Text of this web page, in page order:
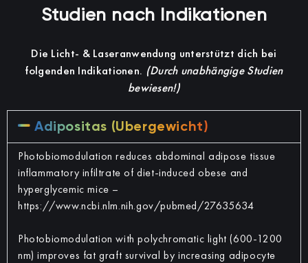
Studien nach Indikationen
Die Licht- & Laseranwendung unterstützt dich bei
folgenden Indikationen. (Durch unabhängige Studien
bewiesen!)
Adipositas (Übergewicht)
Photobiomodulation reduces abdominal adipose tissue
inflammatory infiltrate of diet-induced obese and
hyperglycemic mice –
https://www.ncbi.nlm.nih.gov/pubmed/27635634
Photobiomodulation with polychromatic light (600-1200
nm) improves fat graft survival by increasing adipocyte